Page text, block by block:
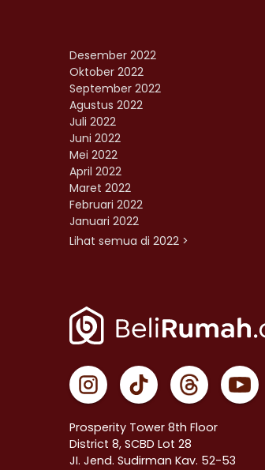
Desember 2022
Oktober 2022
September 2022
Agustus 2022
Juli 2022
Juni 2022
Mei 2022
April 2022
Maret 2022
Februari 2022
Januari 2022
Lihat semua di 2022 >
Prosperity Tower 8th Floor
District 8, SCBD Lot 28
JI. Jend. Sudirman Kav. 52-53